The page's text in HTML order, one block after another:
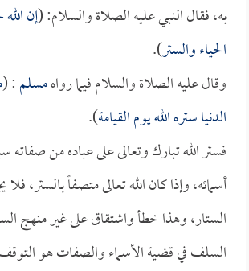
به، فقال النبي عليه الصلاة والسلام: (إن
الحياء والستر).
وقال عليه الصلاة والسلام فيما رواهمسلم: (
الدنيا ستره الله يوم القيامة).
فستر الله تبارك وتعالى على عباده من
أسمائه، وإذا كان الله تعالى متصفاً بالستر،
الستار، وهذا خطأ واشتقاق على غير منهج
السلف في قضية الأسماء والصفات هو